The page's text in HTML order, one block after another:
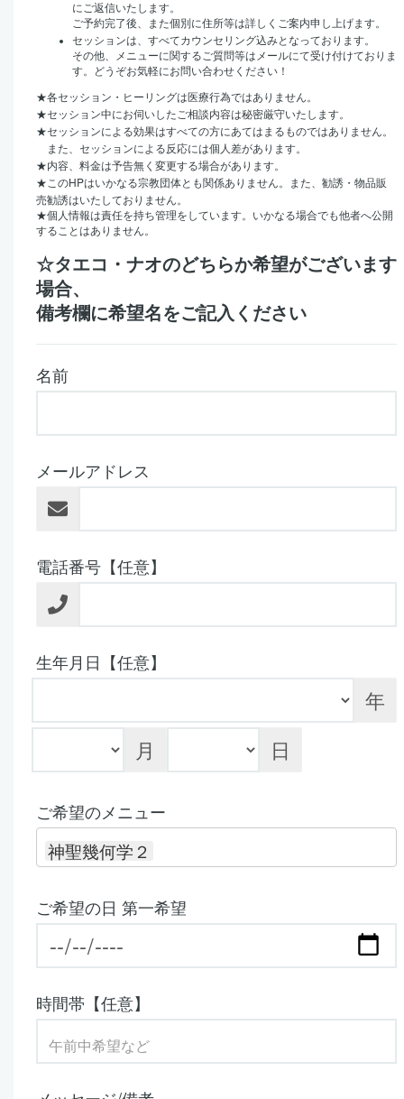
にご返信いたします。
ご予約完了後、また個別に住所等は詳しくご案内申し上げます。
セッションは、すべてカウンセリング込みとなっております。
その他、メニューに関するご質問等はメールにて受け付けておりま
す。どうぞお気軽にお問い合わせください！
★各セッション・ヒーリングは医療行為ではありません。
★セッション中にお伺いしたご相談内容は秘密厳守いたします。
★セッションによる効果はすべての方にあてはまるものではありません。
また、セッションによる反応には個人差があります。
★内容、料金は予告無く変更する場合があります。
★このHPはいかなる宗教団体とも関係ありません。また、勧誘・物品販
売勧誘はいたしておりません。
★個人情報は責任を持ち管理をしています。いかなる場合でも他者へ公開
することはありません。
☆タエコ・ナオのどちらか希望がございます
場合、
備考欄に希望名をご記入ください
名前
メールアドレス
電話番号【任意】
生年月日【任意】
年
月
日
ご希望のメニュー
神聖幾何学２
ご希望の日 第一希望
時間帯【任意】